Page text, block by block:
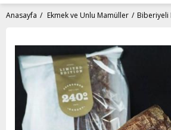
Anasayfa Ekmek ve Unlu Mamüller